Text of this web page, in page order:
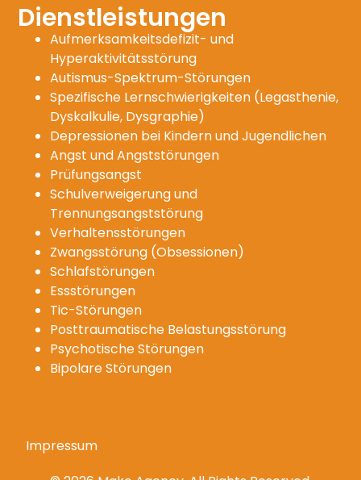
Dienstleistungen
Aufmerksamkeitsdefizit- und
Hyperaktivitätsstörung
Autismus-Spektrum-Störungen
Spezifische Lernschwierigkeiten (Legasthenie,
Dyskalkulie, Dysgraphie)
Depressionen bei Kindern und Jugendlichen
Angst und Angststörungen
Prüfungsangst
Schulverweigerung und
Trennungsangststörung
Verhaltensstörungen
Zwangsstörung (Obsessionen)
Schlafstörungen
Essstörungen
Tic-Störungen
Posttraumatische Belastungsstörung
Psychotische Störungen
Bipolare Störungen
Impressum